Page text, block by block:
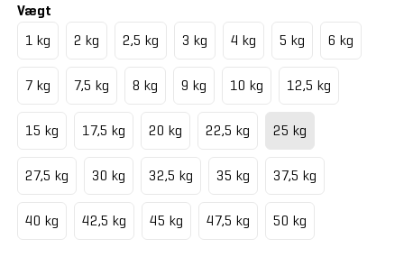
Vægt
1 kg
2 kg 2,5 kg 3 kg 4 kg 5 kg 6 kg
7 kg 7,5 kg 8 kg 9 kg 10 kg 12,5 kg
15 kg 17,5 kg 20 kg 22,5 kg 25 kg
27,5 kg 30 kg 32,5 kg 35 kg 37,5 kg
40 kg 42,5 kg 45 kg 47,5 kg 50 kg